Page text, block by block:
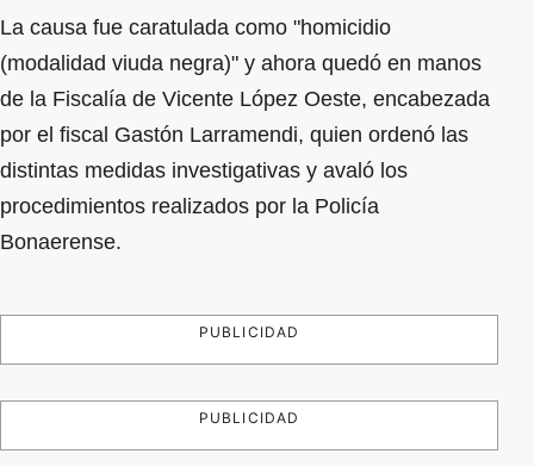
La causa fue caratulada como "homicidio
(modalidad viuda negra)" y ahora quedó en manos
de la Fiscalía de Vicente López Oeste, encabezada
por el fiscal Gastón Larramendi, quien ordenó las
distintas medidas investigativas y avaló los
procedimientos realizados por la Policía
Bonaerense.
PUBLICIDAD
PUBLICIDAD